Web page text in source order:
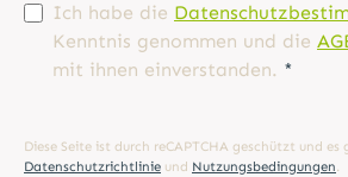
Ich habe die
Kenntnis genommen und die
mit ihnen einverstanden. *
Diese Seite ist durch reCAPTCHA geschützt und es
Datenschutzrichtlinie und Nutzungsbedingungen.